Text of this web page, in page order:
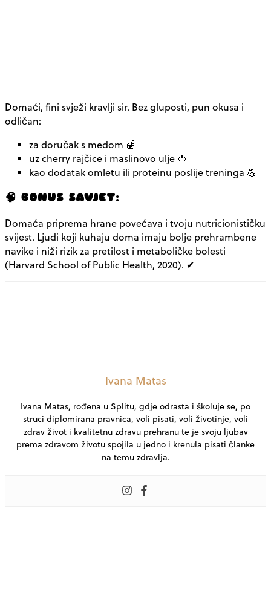
Domaći, fini svježi kravlji sir. Bez gluposti, pun okusa i
odličan:
za doručak s medom 🍯
uz cherry rajčice i maslinovo ulje 🍅
kao dodatak omletu ili proteinu poslije treninga 💪
🧠 BONUS SAVJET:
Domaća priprema hrane povećava i tvoju nutricionističku
svijest. Ljudi koji kuhaju doma imaju bolje prehrambene
navike i niži rizik za pretilost i metaboličke bolesti
(Harvard School of Public Health, 2020). ✔
Ivana Matas
Ivana Matas, rođena u Splitu, gdje odrasta i školuje se, po
struci diplomirana pravnica, voli pisati, voli životinje, voli
zdrav život i kvalitetnu zdravu prehranu te je svoju ljubav
prema zdravom životu spojila u jedno i krenula pisati članke
na temu zdravlja.